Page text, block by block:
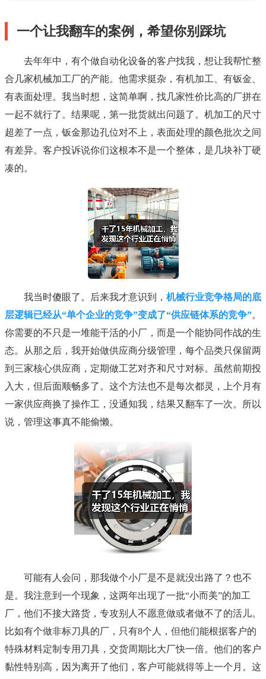
一个让我翻车的案例，希望你别踩坑
去年年中，有个做自动化设备的客户找我，想让我帮忙整
合几家机械加工厂的产能。他需求挺杂，有机加工、有钣金、
有表面处理。我当时想，这简单啊，找几家性价比高的厂拼在
一起不就行了。结果呢，第一批货就出问题了。机加工的尺寸
超差了一点，钣金那边孔位对不上，表面处理的颜色批次之间
有差异。客户投诉说你们这根本不是一个整体，是几块补丁硬
凑的。
我当时傻眼了。后来我才意识到， 机械行业竞争格局的底
层逻辑已经从“单个企业的竞争”变成了“供应链体系的竞争”。
你需要的不只是一堆能干活的小厂，而是一个能协同作战的生
态。从那之后，我开始做供应商分级管理，每个品类只保留两
到三家核心供应商，定期做工艺对齐和尺寸对标。虽然前期投
入大，但后面顺畅多了。这个方法也不是每次都灵，上个月有
一家供应商换了操作工，没通知我，结果又翻车了一次。所以
说，管理这事真不能偷懒。
可能有人会问，那我做个小厂是不是就没出路了？也不
是。我注意到一个现象，这两年出现了一批“小而美”的加工
厂，他们不接大路货，专攻别人不愿意做或者做不了的活儿。
比如有个做非标刀具的厂，只有8个人，但他们能根据客户的
特殊材料定制专用刀具，交货周期比大厂快一倍。他们的客户
黏性特别高，因为离开了他们，客户可能就得等上一个月。这